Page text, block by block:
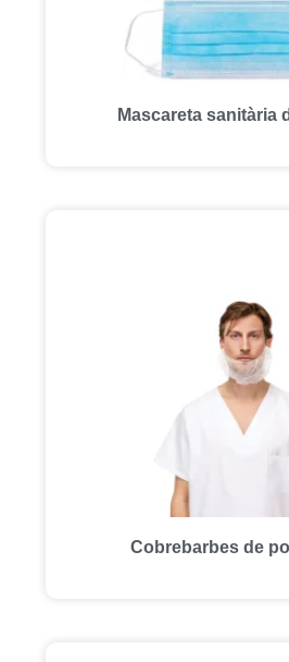
Mascareta sanitària
Cobrebarbes de